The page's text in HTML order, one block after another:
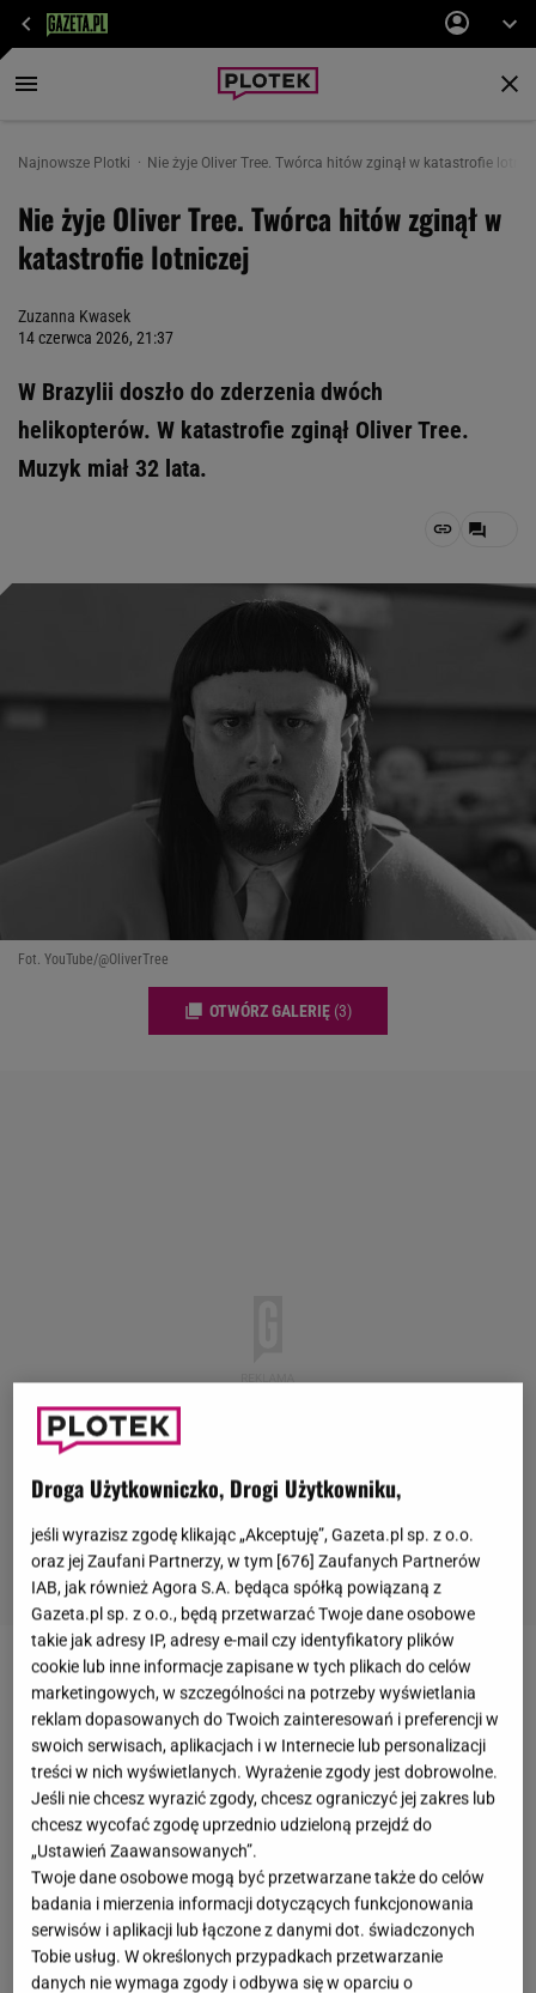
Najnowsze Plotki Nie żyje Oliver Tree. Twórca hitów zginął w katastrofie
Nie żyje Oliver Tree. Twórca hitów zginął w
katastrofie lotniczej
Zuzanna Kwasek
14 czerwca 2026, 21:37
W Brazylii doszło do zderzenia dwóch
helikopterów. W katastrofie zginął Oliver Tree.
Muzyk miał 32 lata.
Fot. YouTube/@OliverTree
OTWÓRZ GALERIĘ (3)
Oliver Tree stworzył takie hity jak "Miss you" czy "Life
goes on", które podbijały światowe listy przebojów i
dobiły setek milionów wyświetleń w sieci.
Zagraniczne media poinformowały o zderzeniu
dwóch śmigłowców nad Rio de
Janeiro - w południowo-zachodniej części miasta.
Portal TMZ, a także m.in. CNN Brasil, powołując się
na Policję Cywilną Rio de Janeiro, przekazały, iż w
katastrofie zginął Oliver Tree.
Droga Użytkowniczko, Drogi Użytkowniku,
jeśli wyrazisz zgodę klikając „Akceptuję”, Gazeta.pl sp. z o.o.
oraz jej Zaufani Partnerzy, w tym [676] Zaufanych Partnerów
IAB, jak również Agora S.A. będąca spółką powiązaną z
Gazeta.pl sp. z o.o., będą przetwarzać Twoje dane osobowe
takie jak adresy IP, adresy e-mail czy identyfikatory plików
cookie lub inne informacje zapisane w tych plikach do celów
marketingowych, w szczególności na potrzeby wyświetlania
reklam dopasowanych do Twoich zainteresowań i preferencji w
swoich serwisach, aplikacjach i w Internecie lub personalizacji
treści w nich wyświetlanych. Wyrażenie zgody jest dobrowolne.
Jeśli nie chcesz wyrazić zgody, chcesz ograniczyć jej zakres lub
chcesz wycofać zgodę uprzednio udzieloną przejdź do
„Ustawień Zaawansowanych”.
Twoje dane osobowe mogą być przetwarzane także do celów
badania i mierzenia informacji dotyczących funkcjonowania
serwisów i aplikacji lub łączone z danymi dot. świadczonych
Tobie usług. W określonych przypadkach przetwarzanie
danych nie wymaga zgody i odbywa się w oparciu o